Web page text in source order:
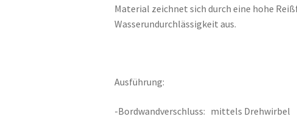
Material zeichnet sich durch eine hohe
Wasserundurchlässigkeit aus.
Ausführung:
-Bordwandverschluss: mittels Drehwirbel